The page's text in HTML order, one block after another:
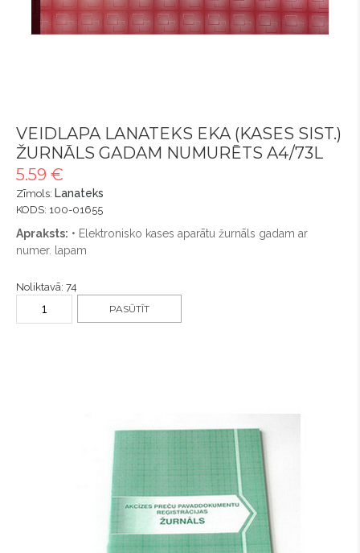
VEIDLAPA LANATEKS EKA (KASES SIST.)
ŽURNĀLS GADAM NUMURĒTS A4/73L
5.59 €
Zīmols: Lanateks
KODS: 100-01655
Apraksts: • Elektronisko kases aparātu žurnāls gadam ar
numer. lapam
Noliktavā: 74
PASŪTĪT